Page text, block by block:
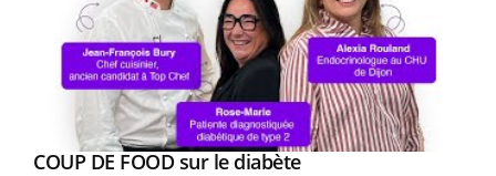
Youtube
COUP DE FOOD sur le diabèteYoutube